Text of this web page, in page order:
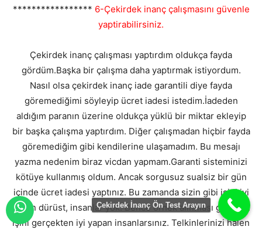
***************** 6-Çekirdek inanç çalışmasını güvenle
yaptirabilirsiniz.
Çekirdek inanç çalışması yaptırdım oldukça fayda
gördüm.Başka bir çalışma daha yaptırmak istiyordum.
Nasıl olsa çekirdek inanç iade garantili diye fayda
göremediğimi söyleyip ücret iadesi istedim.İadeden
aldığım paranın üzerine oldukça yüklü bir miktar ekleyip
bir başka çalışma yaptırdım. Diğer çalışmadan hiçbir fayda
göremediğim gibi kendilerine ulaşamadım. Bu mesajı
yazma nedenim biraz vicdan yapmam.Garanti sisteminizi
kötüye kullanmış oldum. Ancak sorgusuz sualsiz bir gün
içinde ücret iadesi yaptınız. Bu zamanda sizin gibi işini iyi
yapan dürüst, insanlar yok. Bence örnek alınması gereken
işini gerçekten iyi yapan insanlarsınız. Telkinlerinizi halen
Çekirdek İnanç Ön Test Arayın